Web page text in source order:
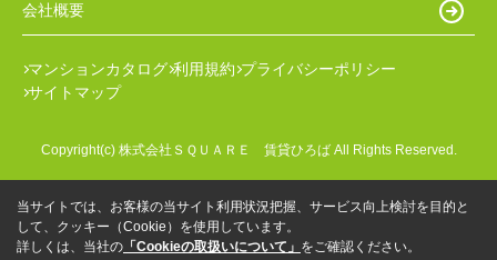
会社概要
マンションカタログ 利用規約 プライバシーポリシー
サイトマップ
Copyright(c) 株式会社ＳＱＵＡＲＥ 賃貸ひろば All Rights Reserved.
当サイトでは、お客様の当サイト利用状況把握、サービス向上検討を目的と
して、クッキー（Cookie）を使用しています。
詳しくは、当社の 「Cookieの取扱いについて」 をご確認ください。